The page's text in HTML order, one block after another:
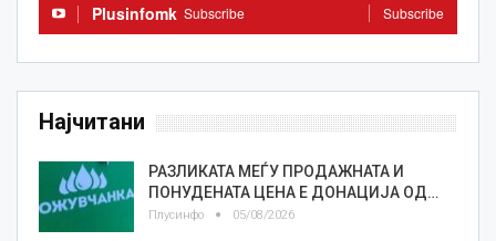
Plusinfomk Subscribe Subscribe
Најчитани
РАЗЛИКАТА МЕЃУ ПРОДАЖНАТА И
ПОНУДЕНАТА ЦЕНА Е ДОНАЦИЈА ОД…
Плусинфо 05/08/2026